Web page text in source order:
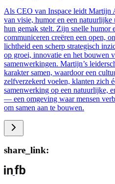
Als CEO van Inspace leidt Martijn
van visie, humor en een
hun gemak stelt. Zijn snelle humor
communiceren creëren een open,
lichtheid een scherp strategisch
op groei, innovatie en het bouwen
samenwerkingen. Martijn’s
karakter samen, waardoor een
zelfverzekerd voelen, klanten zich
samenwerking op een natuurlijke,
— een omgeving waar mensen
om samen aan te bouwen.
share_link: